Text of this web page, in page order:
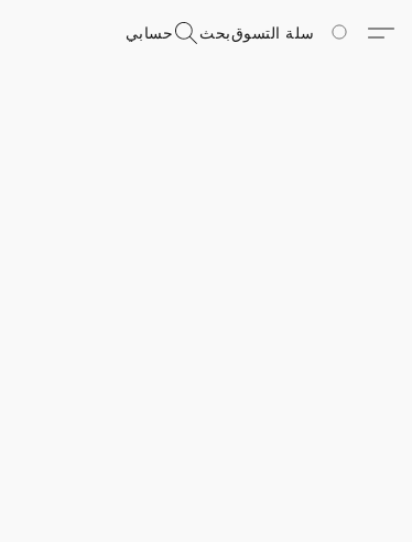
حسابي بحثسلة التسوق